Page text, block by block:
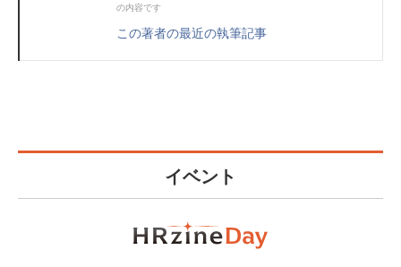
の内容です
この著者の最近の執筆記事
イベント